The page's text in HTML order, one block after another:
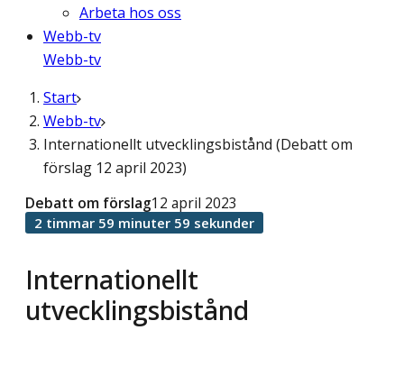
Arbeta hos oss
Webb-tv
Webb-tv
Start
Webb-tv
Internationellt utvecklingsbistånd (Debatt om
förslag 12 april 2023)
Internationellt
utvecklingsbistånd
Debatt om förslag12 april 2023
2 timmar 59 minuter 59 sekunder